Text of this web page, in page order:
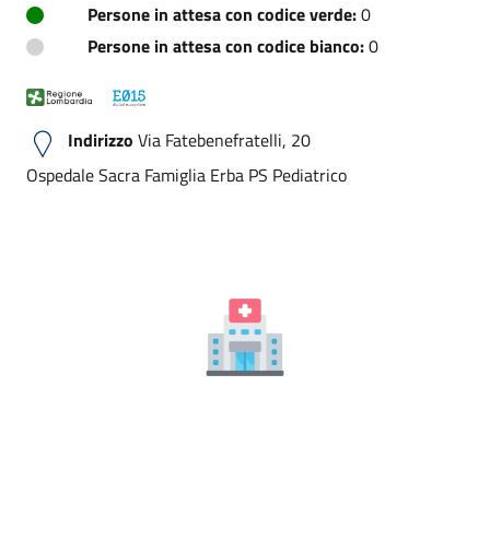
Persone in attesa con codice verde:0
Persone in attesa con codice bianco:0
Indirizzo Via Fatebenefratelli, 20
Ospedale Sacra Famiglia Erba PS Pediatrico